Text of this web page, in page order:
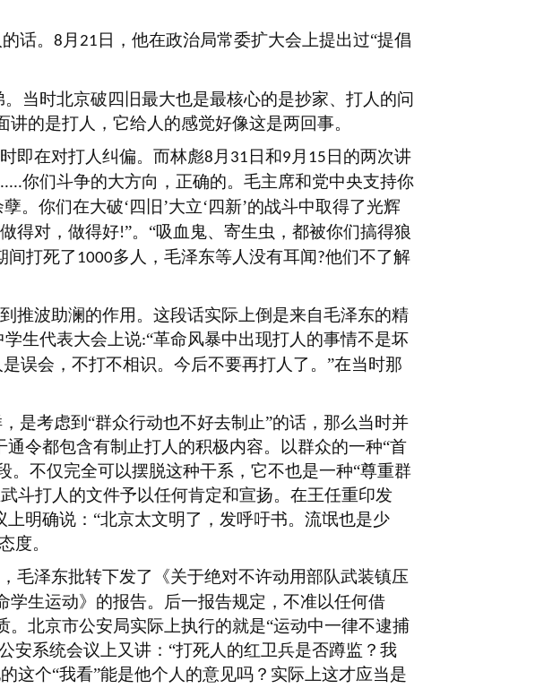
话。 8 月 21 日，他在政治局常委扩大会上提出过“提倡
当时北京破四旧最大也是最核心的是抄家、打人的问
的是打人，它给人的感觉好像这是两回事。
即在对打人纠偏。而林彪8 月 31 日和9 月 15 日的两次讲
你们斗争的大方向，正确的。毛主席和党中央支持你
你们在大破‘四旧’大立‘四新’的战斗中取得了光辉
得对，做得好!”。“吸血鬼、寄生虫，都被你们搞得狼
间打死了 1000多人，毛泽东等人没有耳闻 ?他们不了解
推波助澜的作用。这段话实际上倒是来自毛泽东的精
学生代表大会上说:“革命风暴中出现打人的事情不是坏
误会，不打不相识。今后不要再打人了。”在当时那
是考虑到“群众行动也不好去制止”的话，那么当时并
令都包含有制止打人的积极内容。以群众的一种“首
。不仅完全可以摆脱这种干系，它不也是一种“尊重群
斗打人的文件予以任何肯定和宣扬。在王任重印发
明确说：“北京太文明了，发呼吁书。流氓也是少
度。
，毛泽东批转下发了《关于绝对不许动用部队武装镇压
生运动》的报告。后一报告规定，不准以任何借
北京市公安局实际上执行的就是“运动中一律不逮捕
安系统会议上又讲：“打死人的红卫兵是否蹲监？我
这个“我看”能是他个人的意见吗？实际上这才应当是